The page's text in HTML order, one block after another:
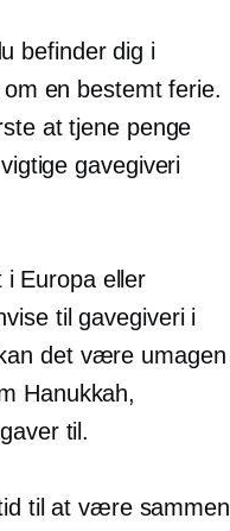
befinder dig i
en bestemt ferie.
at tjene penge
gavegiveri
Europa eller
tilgavegiverii
det være umagen
Hanukkah,
til.
til at være sammen